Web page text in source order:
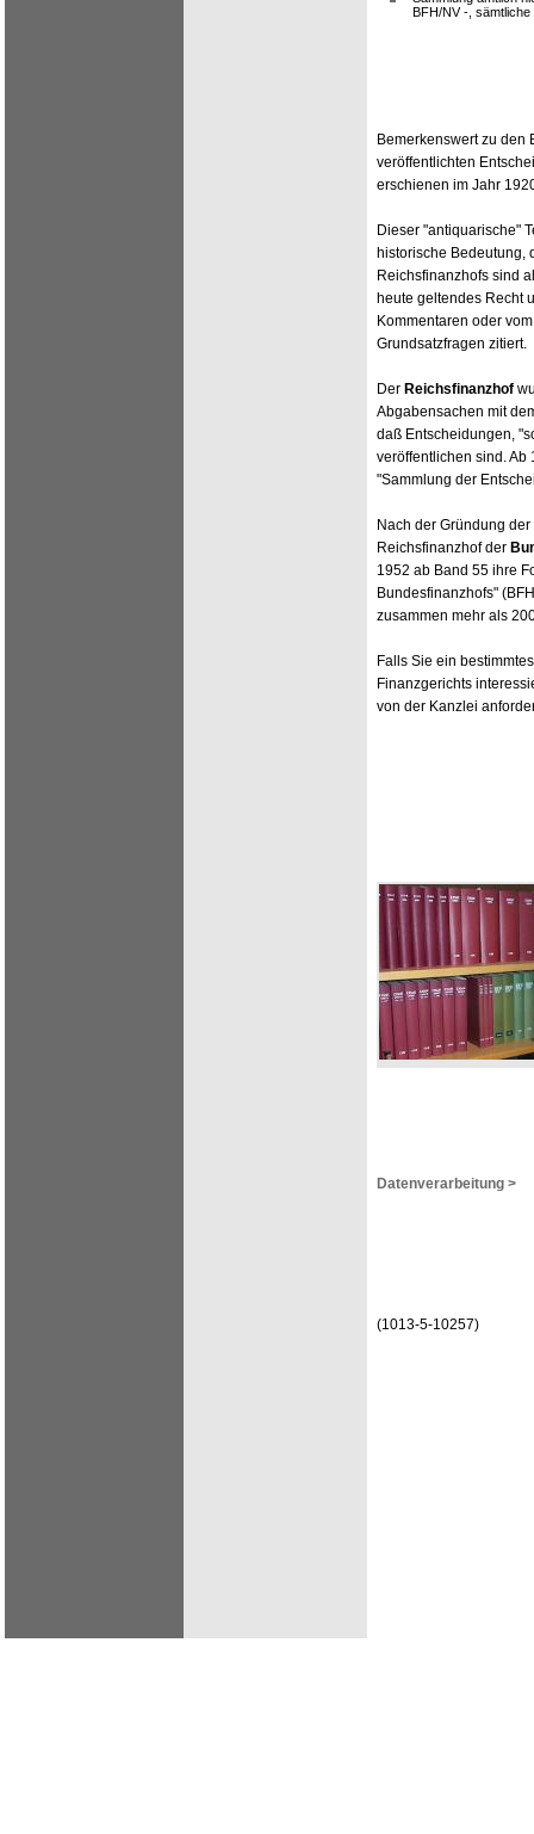
BFH/NV -,
Bemerkenswert zu den
veröffentlichten
erschienen im Jahr
Dieser "antiquarische"
historische Bedeutung,
Reichsfinanzhofs sind
heute geltendes Recht
Kommentaren oder
Grundsatzfragen zitiert.
Der Reichsfinanzhof
Abgabensachen mit
daß Entscheidungen,
veröffentlichen sind.
"Sammlung der
Nach der Gründung
Reichsfinanzhof der
1952 ab Band 55 ihre
Bundesfinanzhofs"
zusammen mehr als
Falls Sie ein
Finanzgerichts
von der Kanzlei
Datenverarbeitung >
(1013-5-10257)